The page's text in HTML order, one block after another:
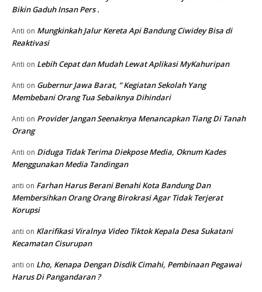
Bikin Gaduh Insan Pers .
Anti on Mungkinkah Jalur Kereta Api Bandung Ciwidey Bisa di
Reaktivasi
Anti on Lebih Cepat dan Mudah Lewat Aplikasi MyKahuripan
Anti on Gubernur Jawa Barat, ” Kegiatan Sekolah Yang
Membebani Orang Tua Sebaiknya Dihindari
Anti on Provider Jangan Seenaknya Menancapkan Tiang Di Tanah
Orang
Anti on Diduga Tidak Terima Diekpose Media, Oknum Kades
Menggunakan Media Tandingan
anti on Farhan Harus Berani Benahi Kota Bandung Dan
Membersihkan Orang Orang Birokrasi Agar Tidak Terjerat
Korupsi
anti on Klarifikasi Viralnya Video Tiktok Kepala Desa Sukatani
Kecamatan Cisurupan
anti on Lho, Kenapa Dengan Disdik Cimahi, Pembinaan Pegawai
Harus Di Pangandaran ?